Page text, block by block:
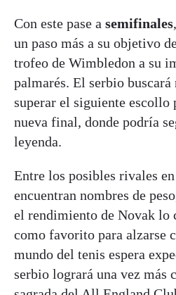
Con este pase a semifinales
un paso más a su objetivo
trofeo de Wimbledon a su
palmarés. El serbio
superar el siguiente escollo
nueva final, donde podría
leyenda.
Entre los posibles rivales
encuentran nombres de
el rendimiento de Novak lo
como favorito para alzarse
mundo del tenis espera
serbio logrará una vez más